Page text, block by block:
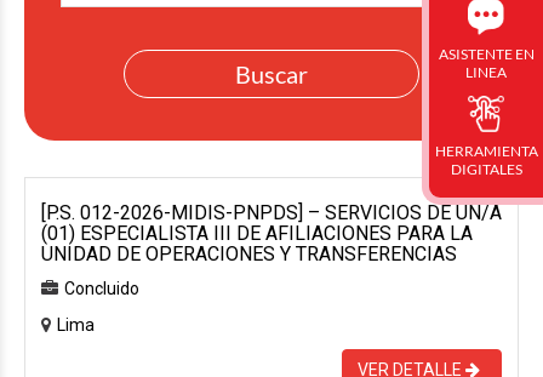
[P.S. 012-2026-MIDIS-PNPDS] – SERVICIOS DE UN/A
(01) ESPECIALISTA III DE AFILIACIONES PARA LA
UNIDAD DE OPERACIONES Y TRANSFERENCIAS
Concluido
Lima
VER DETALLE
ASISTENTE EN
LINEA
HERRAMIENTA
DIGITALES